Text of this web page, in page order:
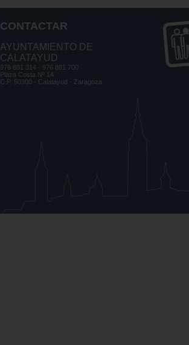
CONTACTAR
AYUNTAMIENTO DE
CALATAYUD
976 881 314 - 976 881 700
Plaza Costa Nº 14
C.P. 50300 - Calatayud - Zaragoza